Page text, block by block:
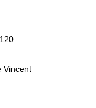
Vincent